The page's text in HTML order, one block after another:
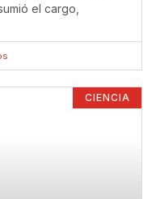
el cargo,
CIENCIA